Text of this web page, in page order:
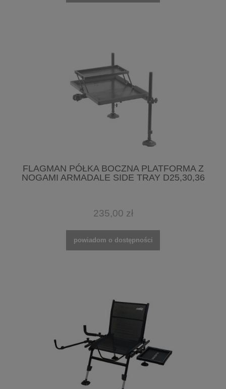
FLAGMAN PÓŁKA BOCZNA PLATFORMA Z
NOGAMI ARMADALE SIDE TRAY D25,30,36
235,00 zł
powiadom o dostępności